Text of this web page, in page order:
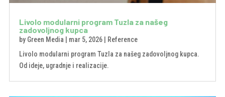
Livolo modularni program Tuzla za našeg
zadovoljnog kupca
by Green Media mar 5, 2026|
Reference
Livolo modularni program Tuzla za našeg zadovoljnog kupca.
Od ideje, ugradnje i realizacije.